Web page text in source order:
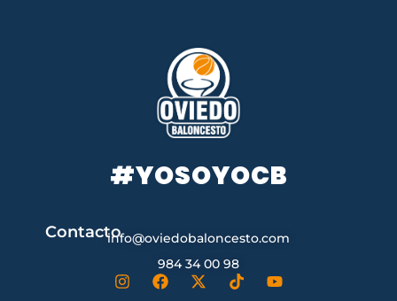
#YOSOYOCB
Contactoinfo@oviedobaloncesto.com
984 34 00 98